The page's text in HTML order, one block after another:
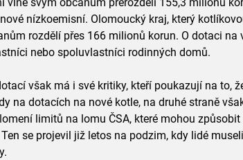
nízkoemisní. Olomoucký kraj, který
rozdělí přes 166 milionů korun. O dotaci na
nebo spoluvlastníci rodinných domů.
však má i své kritiky, kteří poukazují na to,
na dotacích na nové kotle, na druhé straně
limitů na lomu ČSA, které mohou
se projevil již letos na podzim, kdy lidé